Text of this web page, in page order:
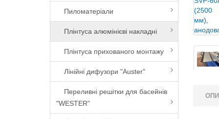
Пиломатеріали
Плінтуса алюмінієві накладні
Плінтуса прихованого монтажу
Лінійні дифузори "Auster"
Переливні решітки для басейнів
"WESTER"